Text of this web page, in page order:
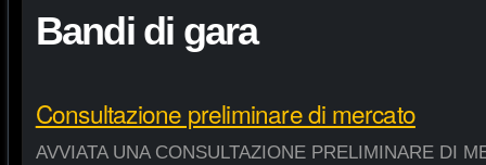
Bandi di gara
Consultazione preliminare di mercato
AVVIATA UNA CONSULTAZIONE PRELIMINARE DI